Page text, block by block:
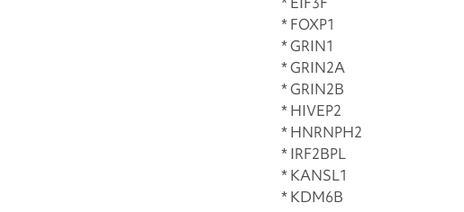
* FOXP1
* GRIN1
* GRIN2A
* GRIN2B
* HIVEP2
* HNRNPH2
* IRF2BPL
* KANSL1
* KDM6B